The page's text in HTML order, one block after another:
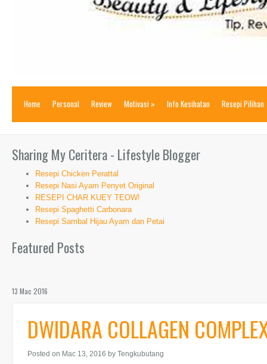
Home Personal Review Motivasi » Info Kesihatan Resepi Pilihan
Sharing My Ceritera - Lifestyle Blogger
Resepi Chicken Perattal
Resepi Nasi Ayam Penyet Original
RESEPI CHAR KUEY TEOW!
Resepi Spaghetti Carbonara
Resepi Sambal Hijau Ayam dan Petai
Featured Posts
13 Mac 2016
DWIDARA COLLAGEN
Posted on Mac 13, 2016 by Tengkubutang